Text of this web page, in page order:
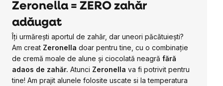
Zeronella = ZERO zahăr
adăugat
Îți urmărești aportul de zahăr, dar uneori păcătuiești?
Am creat Zeronella doar pentru tine, cu o combinație
de cremă moale de alune și ciocolată neagră fără
adaos de zahăr. Atunci Zeronella va fi potrivit pentru
tine! Am prajit alunele folosite uscate si la temperatura